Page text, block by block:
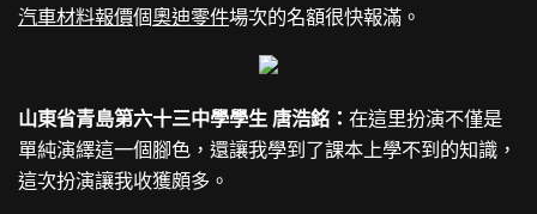
汽車材料報價個奧迪零件場次的名額很快報滿。
山東省青島第六十三中學學生 唐浩銘：在這里扮演不僅是
單純演繹這一個腳色，還讓我學到了課本上學不到的知識，
這次扮演讓我收獲頗多。